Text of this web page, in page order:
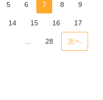
5 6 7 8 9
14 15 16 17
28 次へ